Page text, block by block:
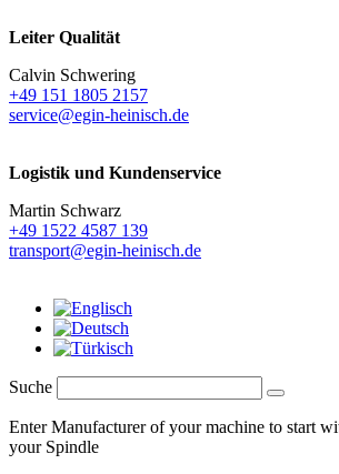
Leiter Qualität
Calvin Schwering
+49 151 1805 2157
service@egin-heinisch.de
Logistik und Kundenservice
Martin Schwarz
+49 1522 4587 139
transport@egin-heinisch.de
Suche
Enter Manufacturer of your machine to start
your Spindle